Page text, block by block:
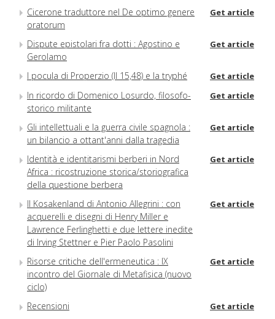
Cicerone traduttore nel De optimo genere
oratorum
Get article
Dispute epistolari fra dotti : Agostino e
Gerolamo
Get article
I pocula di Properzio (II 15,48) e la tryphé Get article
In ricordo di Domenico Losurdo, filosofo-
storico militante
Get article
Gli intellettuali e la guerra civile spagnola :
un bilancio a ottant'anni dalla tragedia
Get article
Identità e identitarismi berberi in Nord
Africa : ricostruzione storica/storiografica
della questione berbera
Get article
Il Kosakenland di Antonio Allegrini : con
acquerelli e disegni di Henry Miller e
Lawrence Ferlinghetti e due lettere inedite
di Irving Stettner e Pier Paolo Pasolini
Get article
Risorse critiche dell'ermeneutica : IX
incontro del Giornale di Metafisica (nuovo
ciclo)
Get article
Recensioni Get article